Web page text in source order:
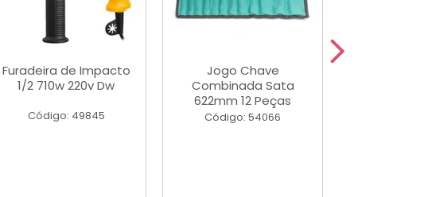
Furadeira de Impacto
1/2 710w 220v Dw
Código: 49845
Jogo Chave
Combinada Sata
622mm 12 Peças
Código: 54066